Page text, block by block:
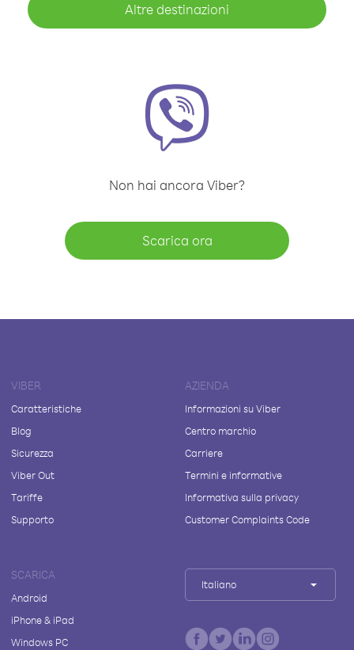
Altre destinazioni
Non hai ancora Viber?
Scarica ora
VIBER
Caratteristiche
Blog
Sicurezza
Viber Out
Tariffe
Supporto
AZIENDA
Informazioni su Viber
Centro marchio
Carriere
Termini e informative
Informativa sulla privacy
Customer Complaints Code
SCARICA
Android
iPhone & iPad
Windows PC
Italiano